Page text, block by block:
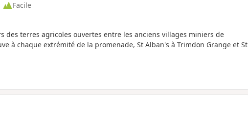
Facile
des terres agricoles ouvertes entre les anciens villages miniers de
à chaque extrémité de la promenade, St Alban's à Trimdon Grange et St